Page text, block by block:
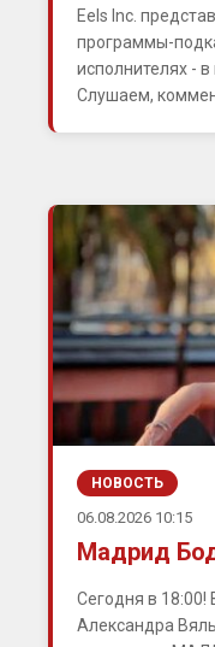
Eels Inc.
программы-
исполнителях -
Слушаем,
НОВОСТЬ
06.08.2026 10:15
Мадрид
Сегодня в
Александра